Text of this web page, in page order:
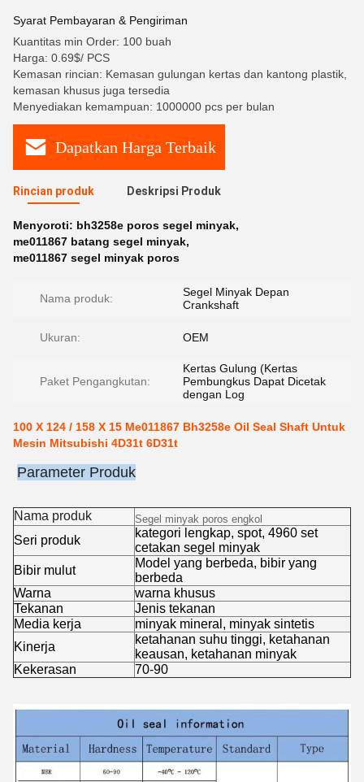
Syarat Pembayaran & Pengiriman
Kuantitas min Order: 100 buah
Harga: 0.69$/ PCS
Kemasan rincian: Kemasan gulungan kertas dan kantong plastik,
kemasan khusus juga tersedia
Menyediakan kemampuan: 1000000 pcs per bulan
Dapatkan Harga Terbaik
Rincian produk Deskripsi Produk
Menyoroti: bh3258e poros segel minyak,
me011867 batang segel minyak,
me011867 segel minyak poros
Nama produk:
Segel Minyak Depan
Crankshaft
Ukuran: OEM
Paket Pengangkutan:
Kertas Gulung (Kertas
Pembungkus Dapat Dicetak
dengan Log
100 X 124 / 158 X 15 Me011867 Bh3258e Oil Seal Shaft Untuk
Mesin Mitsubishi 4D31t 6D31t
Parameter Produk
Nama produk Segel minyak poros engkol
Seri produk
kategori lengkap, spot, 4960 set
cetakan segel minyak
Bibir mulut
Model yang berbeda, bibir yang
berbeda
Warna
warna khusus
Tekanan
Jenis tekanan
Media kerja
minyak mineral, minyak sintetis
Kinerja
ketahanan suhu tinggi, ketahanan
keausan, ketahanan minyak
Kekerasan
70-90